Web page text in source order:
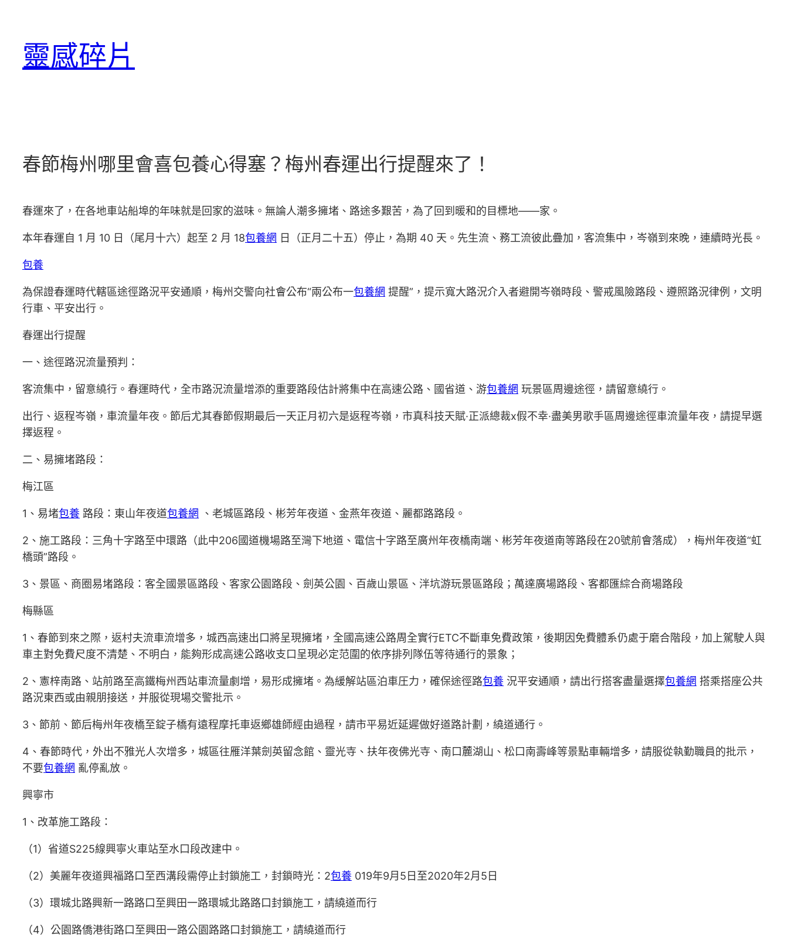
靈感碎片
春節梅州哪里會喜包養心得塞？梅州春運出行提醒來了！
春運來了，在各地車站船埠的年味就是回家的滋味。無論人潮多擁堵、路途多艱苦，為了回到暖和的目標地——家。
本年春運自 1 月 10 日（尾月十六）起至 2 月 18包養網 日（正月二十五）停止，為期 40 天。先生流、務工流彼此疊加，客流集中，岑嶺到來晚，連續時光長。
包養
為保證春運時代轄區途徑路況平安通順，梅州交警向社會公布“兩公布一包養網 提醒”，提示寬大路況介入者避開岑嶺時段、警戒風險路段、遵照路況律例，文明
行車、平安出行。
春運出行提醒
一、途徑路況流量預判：
客流集中，留意繞行。春運時代，全市路況流量增添的重要路段估計將集中在高速公路、國省道、游包養網 玩景區周邊途徑，請留意繞行。
出行、返程岑嶺，車流量年夜。節后尤其春節假期最后一天正月初六是返程岑嶺，市真科技天賦·正派總裁x假不幸·盡美男歌手區周邊途徑車流量年夜，請提早選
擇返程。
二、易擁堵路段：
梅江區
1、易堵包養 路段：東山年夜道包養網 、老城區路段、彬芳年夜道、金燕年夜道、麗都路路段。
2、施工路段：三角十字路至中環路（此中206國道機場路至灣下地道、電信十字路至廣州年夜橋南端、彬芳年夜道南等路段在20號前會落成），梅州年夜道“虹
橋頭”路段。
3、景區、商圈易堵路段：客全國景區路段、客家公園路段、劍英公園、百歲山景區、泮坑游玩景區路段；萬達廣場路段、客都匯綜合商場路段
梅縣區
1、春節到來之際，返村夫流車流增多，城西高速出口將呈現擁堵，全國高速公路周全實行ETC不斷車免費政策，後期因免費體系仍處于磨合階段，加上駕駛人與
車主對免費尺度不清楚、不明白，能夠形成高速公路收支口呈現必定范圍的依序排列隊伍等待通行的景象；
2、憲梓南路、站前路至高鐵梅州西站車流量劇增，易形成擁堵。為緩解站區泊車圧力，確保途徑路包養 況平安通順，請出行搭客盡量選擇包養網 搭乘搭座公共
路況東西或由親朋接送，并服從現場交警批示。
3、節前、節后梅州年夜橋至錠子橋有遠程摩托車返鄉雄師經由過程，請市平易近延遲做好道路計劃，繞道通行。
4、春節時代，外出不雅光人次增多，城區往雁洋葉劍英留念館、靈光寺、扶年夜佛光寺、南口麓湖山、松口南壽峰等景點車輛增多，請服從執勤職員的批示，
不要包養網 亂停亂放。
興寧市
1、改革施工路段：
（1）省道S225線興寧火車站至水口段改建中。
（2）美麗年夜道興福路口至西溝段需停止封鎖施工，封鎖時光：2包養 019年9月5日至2020年2月5日
（3）環城北路興新一路路口至興田一路環城北路路口封鎖施工，請繞道而行
（4）公園路僑港街路口至興田一路公園路路口封鎖施工，請繞道而行